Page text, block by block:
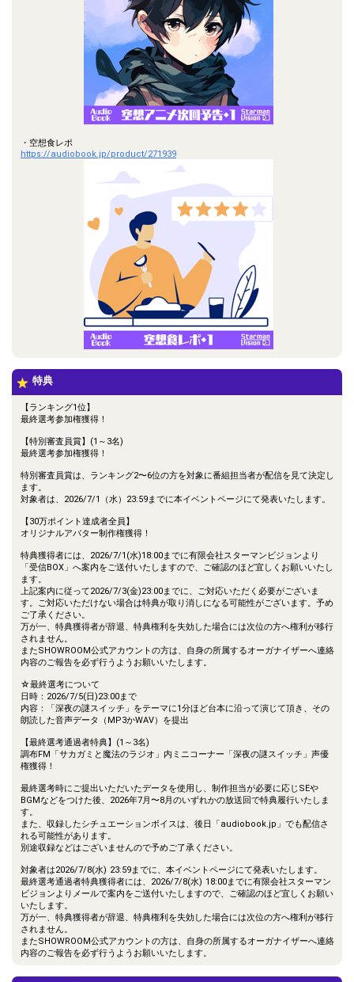
・空想食レポ
https://audiobook.jp/product/271939
特典
【ランキング1位】
最終選考参加権獲得！
【特別審査員賞】(1～3名)
最終選考参加権獲得！
特別審査員賞は、ランキング2〜6位の方を対象に番組担当者が配信を見て決定し
ます。
対象者は、2026/7/1（水）23:59までに本イベントページにて発表いたします。
【30万ポイント達成者全員】
オリジナルアバター制作権獲得！
特典獲得者には、2026/7/1(水)18:00までに有限会社スターマンビジョンより
「受信BOX」へ案内をご送付いたしますので、ご確認のほど宜しくお願いいたし
ます。
上記案内に従って2026/7/3(金)23:00までに、ご対応いただく必要がございま
す。ご対応いただけない場合は特典が取り消しになる可能性がございます。予め
ご了承ください。
万が一、特典獲得者が辞退、特典権利を失効した場合には次位の方へ権利が移行
されません。
またSHOWROOM公式アカウントの方は、自身の所属するオーガナイザーへ連絡
内容のご報告を必ず行うようお願いいたします。
☆最終選考について
日時：2026/7/5(日)23:00まで
内容：「深夜の謎スイッチ」をテーマに1分ほど台本に沿って演じて頂き、その
朗読した音声データ（MP3かWAV）を提出
【最終選考通過者特典】(1～3名)
調布FM「サカガミと魔法のラジオ」内ミニコーナー「深夜の謎スイッチ」声優
権獲得！
最終選考時にご提出いただいたデータを使用し、制作担当が必要に応じSEや
BGMなどをつけた後、2026年7月〜8月のいずれかの放送回で特典履行いたしま
す。
また、収録したシチュエーションボイスは、後日「audiobook.jp」でも配信さ
れる可能性があります。
別途収録などはございませんので予めご了承ください。
対象者は2026/7/8(水) 23:59までに、本イベントページにて発表いたします。
最終選考通過者特典獲得者には、2026/7/8(水) 18:00までに有限会社スターマン
ビジョンよりメールで案内をご送付いたしますので、ご確認のほど宜しくお願い
いたします。
万が一、特典獲得者が辞退、特典権利を失効した場合には次位の方へ権利が移行
されません。
またSHOWROOM公式アカウントの方は、自身の所属するオーガナイザーへ連絡
内容のご報告を必ず行うようお願いいたします。